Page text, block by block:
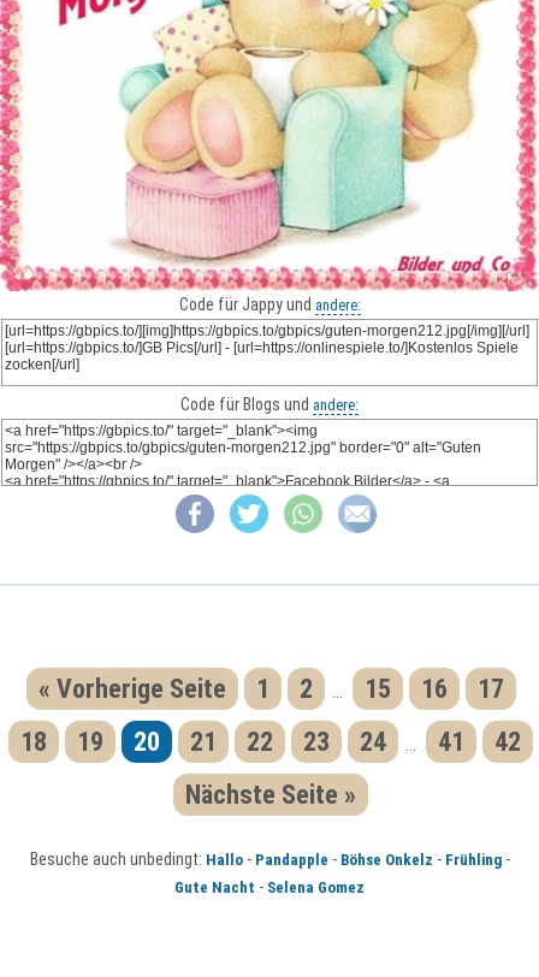
Code für Jappy und andere:
Code für Blogs und andere:
« Vorherige Seite 1 2 15 16
17
18
19 20 21 22 23 24 41
42
Nächste Seite »
Besuche auch unbedingt: Hallo- Pandapple - Böhse Onkelz - Frühling-
Gute Nacht - Selena Gomez